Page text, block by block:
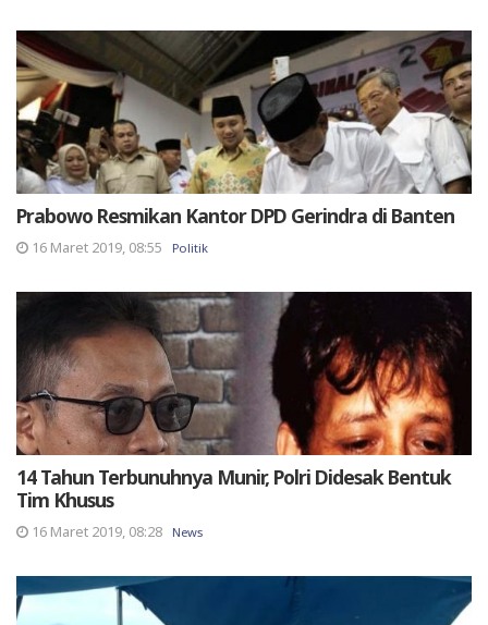
Prabowo Resmikan Kantor DPD Gerindra di Banten
16 Maret 2019, 08:55 Politik
14 Tahun Terbunuhnya Munir, Polri Didesak Bentuk
Tim Khusus
16 Maret 2019, 08:28 News